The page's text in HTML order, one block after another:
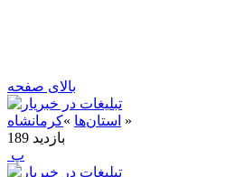
بالای صفحه
استان‌ها »کرمانشاه
»
189 بازدید
‍ پ